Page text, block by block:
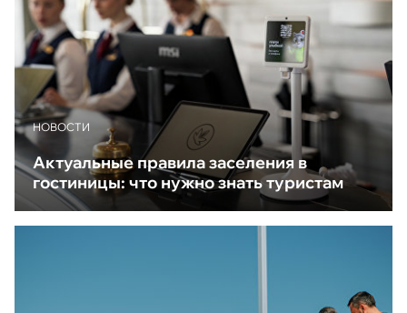
НОВОСТИ
Актуальные правила заселения в
гостиницы: что нужно знать туристам